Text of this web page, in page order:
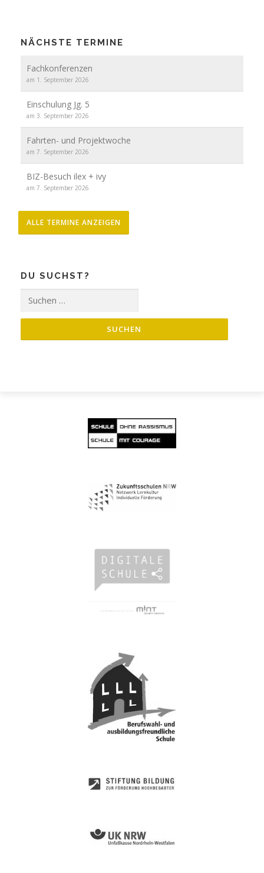
NÄCHSTE TERMINE
Fachkonferenzen
am 1. September 2026
Einschulung Jg. 5
am 3. September 2026
Fahrten- und Projektwoche
am 7. September 2026
BIZ-Besuch ilex + ivy
am 7. September 2026
ALLE TERMINE ANZEIGEN
DU SUCHST?
nach: